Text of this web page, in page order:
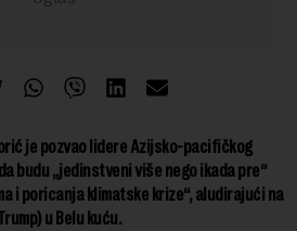
je pozvao lidere Azijsko-pacifičkog
budu „jedinstveni više nego ikada pre“
i poricanja klimatske krize“, aludirajući na
u Belu kuću.